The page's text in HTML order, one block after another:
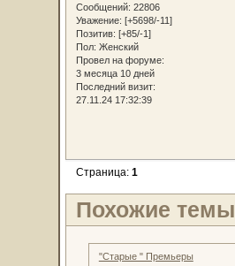
Сообщений: 22806
Уважение: [+5698/-11]
Позитив: [+85/-1]
Пол: Женский
Провел на форуме:
3 месяца 10 дней
Последний визит:
27.11.24 17:32:39
Страница: 1
Похожие темы
"Старые " Премьеры